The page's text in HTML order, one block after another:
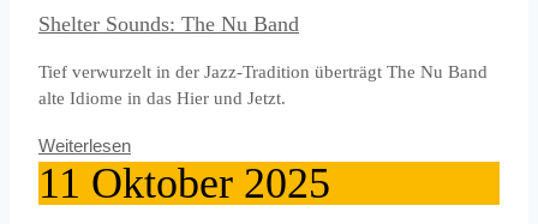
Shelter Sounds: The Nu Band
Tief verwurzelt in der Jazz-Tradition überträgt The Nu Band
alte Idiome in das Hier und Jetzt.
Weiterlesen
11 Oktober 2025